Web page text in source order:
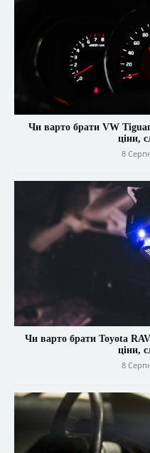
Чи варто брати VW
ціни,
8
Чи варто брати Toyota
ціни,
8